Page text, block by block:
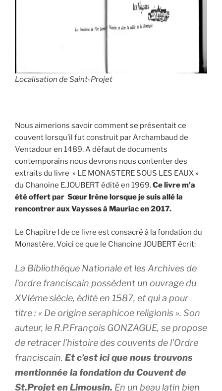
Localisation de Saint-Projet
Nous aimerions savoir comment se présentait ce
couvent lorsqu’il fut construit par Archambaud de
Ventadour en 1489. A défaut de documents
contemporains nous devrons nous contenter des
extraits du livre » LE MONASTERE SOUS LES EAUX »
du Chanoine E.JOUBERT édité en 1969.Ce livre m’a
été offert par Sœur Irène lorsque je suis allé la
rencontrer aux Vaysses à Mauriac en 2017.
Le Chapitre I de ce livre est consacré à la fondation du
Monastère. Voici ce que le Chanoine JOUBERT écrit:
La Bibliothèque Nationale et les Archives de
l’ordre franciscain possèdent un ouvrage du
XVIème siècle, édité en 1587, et qui a pour
titre : « De origine seraphicoe religionis ». Son
auteur, le R.P.François GONZAGUE, se propose
de retracer l’histoire des couvents de l’Ordre
franciscain. Et c’est ici que nous trouvons
mentionnée la fondation du Couvent de
St.Projet en Limousin. En un beau latin bien